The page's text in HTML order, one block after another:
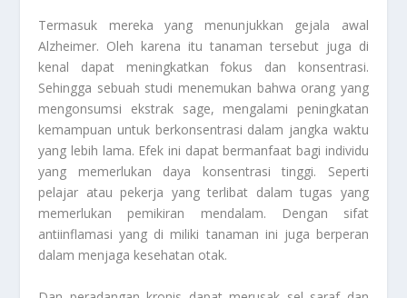
Termasuk mereka yang menunjukkan gejala awal
Alzheimer. Oleh karena itu tanaman tersebut juga di
kenal dapat meningkatkan fokus dan konsentrasi.
Sehingga sebuah studi menemukan bahwa orang yang
mengonsumsi ekstrak sage, mengalami peningkatan
kemampuan untuk berkonsentrasi dalam jangka waktu
yang lebih lama. Efek ini dapat bermanfaat bagi individu
yang memerlukan daya konsentrasi tinggi. Seperti
pelajar atau pekerja yang terlibat dalam tugas yang
memerlukan pemikiran mendalam. Dengan sifat
antiinflamasi yang di miliki tanaman ini juga berperan
dalam menjaga kesehatan otak.